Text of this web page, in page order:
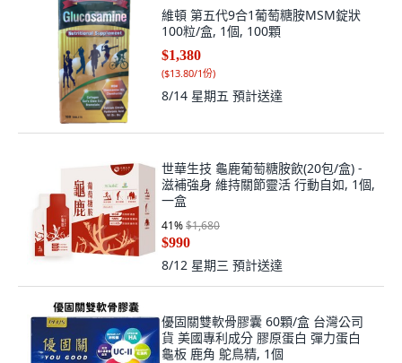
維頓 第五代9合1葡萄糖胺MSM錠狀
100粒/盒, 1個, 100顆
$1,380
($13.80/1份)
8/14 星期五 預計送達
世華生技 龜鹿葡萄糖胺飲(20包/盒) -
滋補強身 維持關節靈活 行動自如, 1個,
一盒
41%$1,680
$990
8/12 星期三 預計送達
優固關雙軟骨膠囊 60顆/盒 台灣公司
貨 美國專利成分 膠原蛋白 彈力蛋白
龜板 鹿角 鴕鳥精, 1個